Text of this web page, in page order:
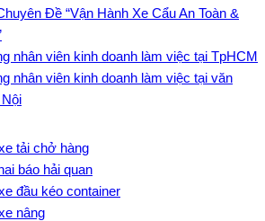
Đề “Vận Hành Xe Cẩu An Toàn &
nhân viên kinh doanh làm việc tại TpHCM
nhân viên kinh doanh làm việc tại văn
tải chở hàng
báo hải quan
đầu kéo container
nâng